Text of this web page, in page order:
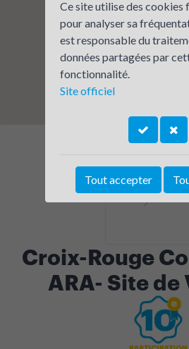
Croix-Rouge
ARA- Site de
Ce site utilise des cookies
pour analyser sa
est responsable du
données partagées par
fonctionnalité.
Site officiel
Tout accepter